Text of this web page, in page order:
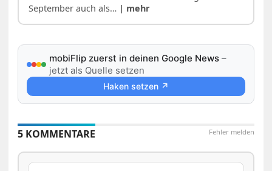
September auch als… | mehr
mobiFlip zuerst in deinen Google News –
jetzt als Quelle setzen
Haken setzen ↗
Fehler melden
5 KOMMENTARE